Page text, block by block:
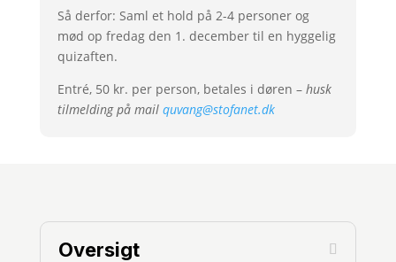
Så derfor: Saml et hold på 2-4 personer og
mød op fredag den 1. december til en hyggelig
quizaften.
Entré, 50 kr. per person, betales i døren – husk
tilmelding på mail quvang@stofanet.dk
Oversigt